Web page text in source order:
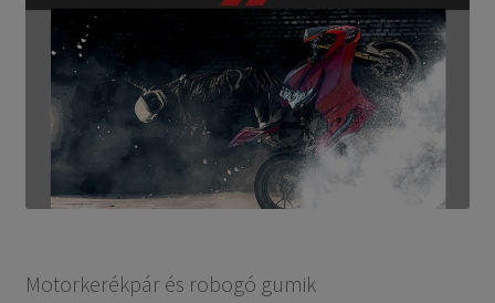
Motorkerékpár és robogó gumik